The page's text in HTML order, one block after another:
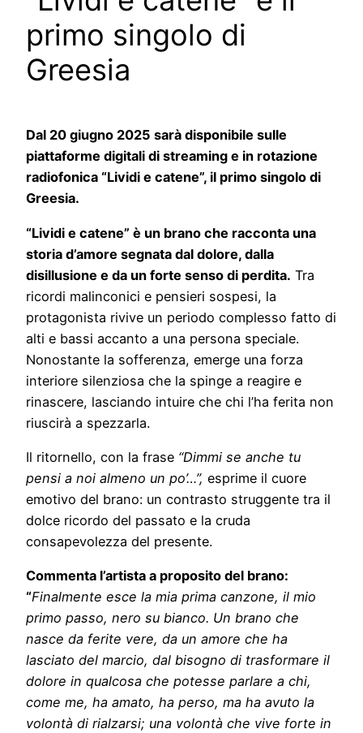
primo singolo di
Greesia
Dal 20 giugno 2025 sarà disponibile sulle
piattaforme digitali di streaming e in rotazione
radiofonica “Lividi e catene”, il primo singolo di
Greesia.
“Lividi e catene” è un brano che racconta una
storia d’amore segnata dal dolore, dalla
disillusione e da un forte senso di perdita. Tra
ricordi malinconici e pensieri sospesi, la
protagonista rivive un periodo complesso fatto di
alti e bassi accanto a una persona speciale.
Nonostante la sofferenza, emerge una forza
interiore silenziosa che la spinge a reagire e
rinascere, lasciando intuire che chi l’ha ferita non
riuscirà a spezzarla.
Il ritornello, con la frase “Dimmi se anche tu
pensi a noi almeno un po’…”, esprime il cuore
emotivo del brano: un contrasto struggente tra il
dolce ricordo del passato e la cruda
consapevolezza del presente.
Commenta l’artista a proposito del brano:
“Finalmente esce la mia prima canzone, il mio
primo passo, nero su bianco. Un brano che
nasce da ferite vere, da un amore che ha
lasciato del marcio, dal bisogno di trasformare il
dolore in qualcosa che potesse parlare a chi,
come me, ha amato, ha perso, ma ha avuto la
volontà di rialzarsi; una volontà che vive forte in